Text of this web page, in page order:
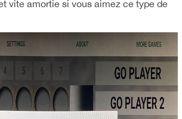
vite amortie si vous aimez ce type de